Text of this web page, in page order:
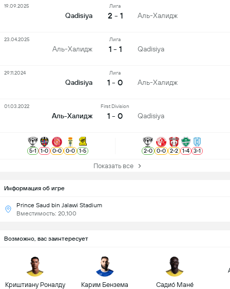
Информация об игре
Prince Saud bin Jalawi Stadium
Вместимость: 20,100
Qadisiya
Лига
2 - 1 Аль-Халидж
19.09.2025
Аль-Халидж
Лига
1 - 1 Qadisiya
23.04.2025
Qadisiya
Лига
1 - 0 Аль-Халидж
29.11.2024
Аль-Халидж
First Division
1 - 0 Qadisiya
01.03.2022
5-1 1-0 0-0 0-0 1-5 2-0 0-0 2-2 1-4 3-1
Показать все
Возможно, вас заинтересует
Криштиану Роналду Карим Бензема Садио́ Мане́